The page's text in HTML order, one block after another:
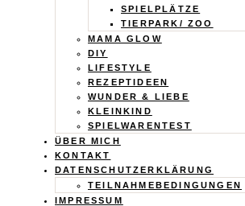
SPIELPLÄTZE
TIERPARK/ ZOO
MAMA GLOW
DIY
LIFESTYLE
REZEPTIDEEN
WUNDER & LIEBE
KLEINKIND
SPIELWARENTEST
ÜBER MICH
KONTAKT
DATENSCHUTZERKLÄRUNG
TEILNAHMEBEDINGUNGEN
IMPRESSUM